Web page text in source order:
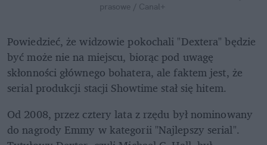
prasowe / Canal+
Powiedzieć, że widzowie pokochali "Dextera" będzie
być może nie na miejscu, biorąc pod uwagę
skłonności głównego bohatera, ale faktem jest, że
serial produkcji stacji Showtime stał się hitem.
Od 2008, przez cztery lata z rzędu był nominowany
do nagrody Emmy w kategorii "Najlepszy serial".